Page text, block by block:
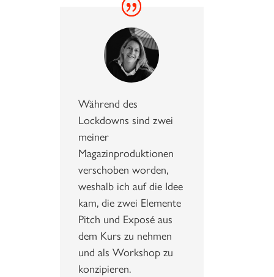
Während des
Lockdowns sind zwei
meiner
Magazinproduktionen
verschoben worden,
weshalb ich auf die Idee
kam, die zwei Elemente
Pitch und Exposé aus
dem Kurs zu nehmen
und als Workshop zu
konzipieren.